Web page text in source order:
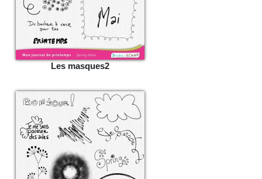
Les masques2